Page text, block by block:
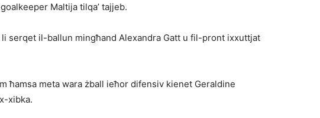
Maltija tilqa’ tajjeb.
serqet il-ballun mingħand Alexandra Gatt u fil-pront ixxuttjat
ħamsa meta wara żball ieħor difensiv kienet Geraldine
xib­ka.